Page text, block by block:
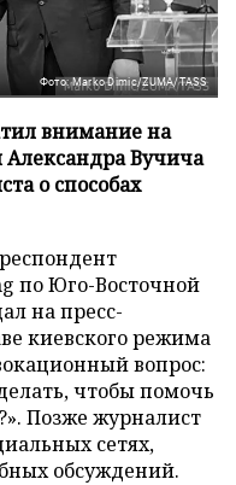
Фото: Marko Dimic/ZUMA/TASS
внимание на
Вучича
о способах
по Юго-Восточной
на пресс-
киевского режима
вопрос:
чтобы помочь
Позже журналист
сетях,
обсуждений.